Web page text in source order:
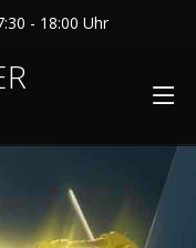
- 18:00 Uhr